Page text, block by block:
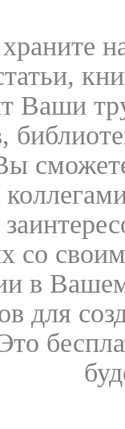
Ваши
со
в
для